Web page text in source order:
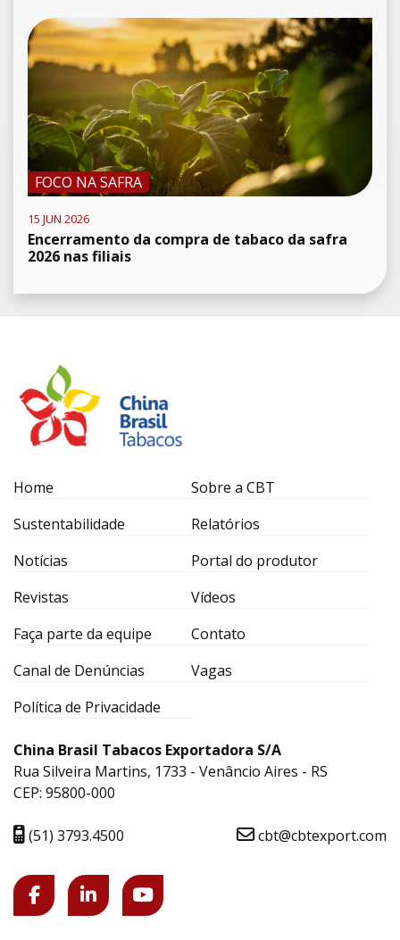
FOCO NA SAFRA
15 JUN 2026
Encerramento da compra de tabaco da safra
2026 nas filiais
Home
Sobre a CBT
Sustentabilidade
Relatórios
Notícias
Portal do produtor
Revistas
Vídeos
Faça parte da equipe
Contato
Canal de Denúncias
Vagas
Política de Privacidade
China Brasil Tabacos Exportadora S/A
Rua Silveira Martins, 1733 - Venâncio Aires - RS
CEP: 95800-000
(51) 3793.4500 cbt@cbtexport.com